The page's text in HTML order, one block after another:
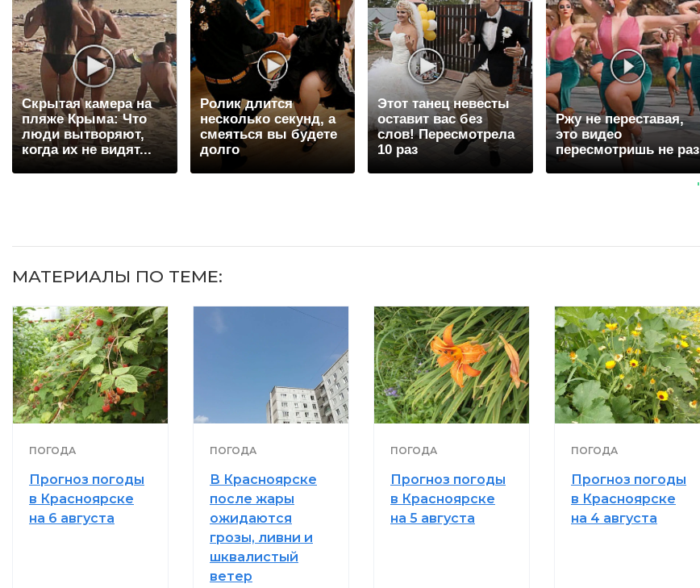
Скрытая камера на
пляже Крыма: Что
люди вытворяют,
когда их не видят...
Ролик длится
несколько секунд, а
смеяться вы будете
долго
Этот танец невесты
оставит вас без
слов! Пересмотрела
10 раз
Ржу не переставая,
это видео
пересмотришь не раз
МАТЕРИАЛЫ ПО ТЕМЕ:
ПОГОДА
Прогноз погоды
в Красноярске
на 6 августа
ПОГОДА
В Красноярске
после жары
ожидаются
грозы, ливни и
шквалистый
ветер
ПОГОДА
Прогноз погоды
в Красноярске
на 5 августа
ПОГОДА
Прогноз погоды
в Красноярске
на 4 августа